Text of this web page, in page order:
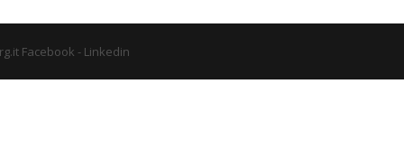
Facebook - Linkedin